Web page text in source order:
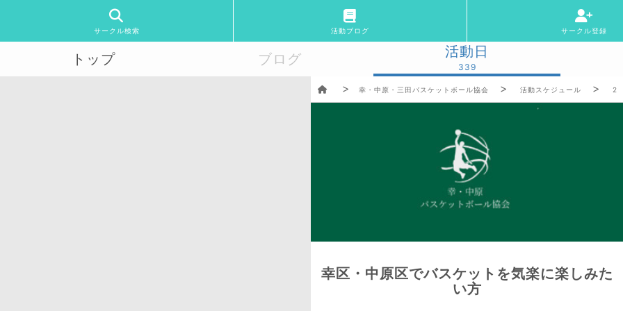
サークル検索 活動ブログ サークル登録
トップ ブログ 活動日
339
幸・中原・三田バスケットボール協会 活動スケジュール
幸区・中原区でバスケットを気楽に楽しみた
い方